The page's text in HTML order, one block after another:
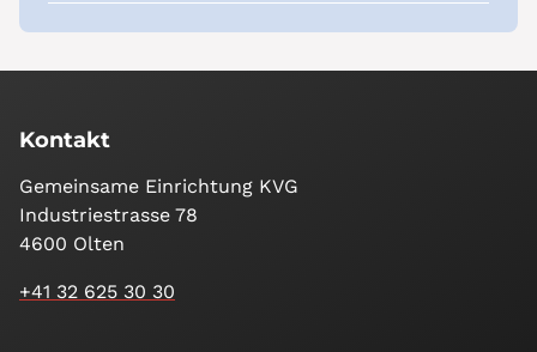
Kontakt
Gemeinsame Einrichtung KVG
Industriestrasse 78
4600 Olten
+41 32 625 30 30